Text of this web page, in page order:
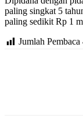
paling singkat 5
paling sedikit Rp 1
Jumlah Pembaca